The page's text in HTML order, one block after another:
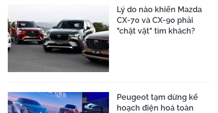
Lý do nào khiến Mazda
CX-70 và CX-90 phải
"chật vật" tìm khách?
Peugeot tạm dừng kế
hoạch điện hoá toàn